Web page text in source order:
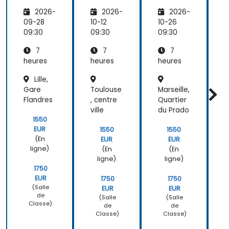
(OSINT)
-
Introdu
2026-
09-28
09:30
7
heures
Lille,
Gare
Flandres
1550
EUR
(En
ligne)
1750
EUR
(Salle
de
Classe)
(OSINT)
-
Introdu
2026-
10-12
09:30
7
heures
Toulouse
, centre
ville
1550
EUR
(En
ligne)
1750
EUR
(Salle
de
Classe)
(OSINT)
-
Introdu
2026-
10-26
09:30
7
heures
Marseille,
Quartier
du Prado
1550
EUR
(En
ligne)
1750
EUR
(Salle
de
Classe)